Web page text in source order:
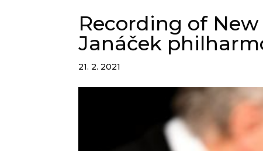
Recording of
Janáček
21. 2. 2021